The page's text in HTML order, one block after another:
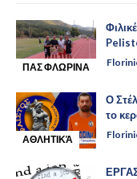
ΠΑΣ ΦΛΩΡΙΝΑ
ΑΘΛΗΤΙΚΆ
Ο
το